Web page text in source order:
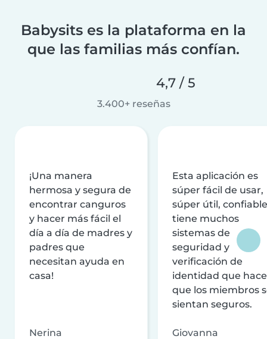
Babysits es la plataforma en la
que las familias más confían.
4,7 / 5
3.400+ reseñas
¡Una manera
hermosa y segura de
encontrar canguros
y hacer más fácil el
día a día de madres y
padres que
necesitan ayuda en
casa!
Nerina
Esta aplicación es
súper fácil de usar,
súper útil,
tiene muchos
sistemas de
seguridad y
verificación de
identidad que
que los miembros
sientan seguros.
Giovanna